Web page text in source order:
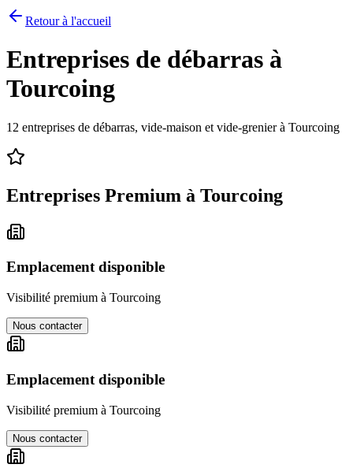
Retour à l'accueil
Entreprises de débarras à
Tourcoing
12 entreprises de débarras, vide-maison et vide-grenier à Tourcoing
Entreprises Premium à Tourcoing
Emplacement disponible
Visibilité premium à Tourcoing
Nous contacter
Emplacement disponible
Visibilité premium à Tourcoing
Nous contacter